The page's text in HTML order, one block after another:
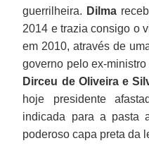
guerrilheira. Dilma
2014 e trazia consigo o
em 2010, através de
governo pelo ex-
Dirceu de Oliveira e
hoje presidente
indicada para a pasta
poderoso capa preta da